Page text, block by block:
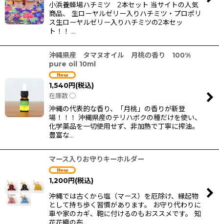
小浜養蜂場ハチミツ 2本セット 当サイトの人気
商品、 生ローヤルゼリー入りハチミツ・プロポリ
ス生ローヤルゼリー入りハチミツの2本セッ
ト！！ …
沖縄県産 タマヌオイル 月桃の香り 100%
pure oil 10ml
1,540円(税込)
在庫数 ◯
沖縄の代表的な香り、「月桃」の香りが新登
場！！！ 沖縄県産のテリハボクの種だけを使い、
化学薬品を一切使用せず、非加熱で丁寧に搾油。
豊富な…
マース入りお守りキーホルダー
1,200円(税込)
沖縄では古くから塩（マース）を厄除け、縁起物
として持ち歩く習慣があります。 お守り代わりに
車や家のカギ、鞄に付けるのもおススメです。 知